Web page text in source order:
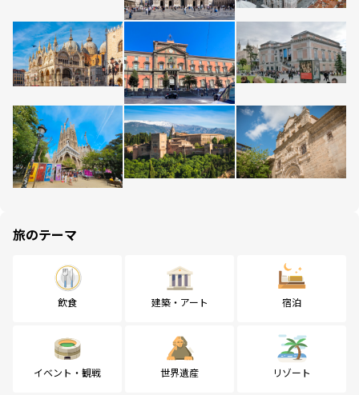
旅のテーマ
飲食 建築・アート 宿泊
イベント・観戦 世界遺産 リゾート